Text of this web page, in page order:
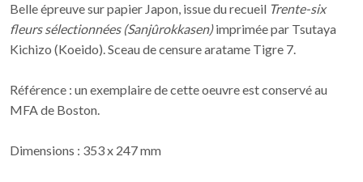
Belle épreuve sur papier Japon, issue du recueil Trente-six
fleurs sélectionnées (Sanjûrokkasen)imprimée par Tsutaya
Kichizo (Koeido). Sceau de censure aratame Tigre 7.
Référence : un exemplaire de cette oeuvre est conservé au
MFA de Boston.
Dimensions : 353 x 247 mm